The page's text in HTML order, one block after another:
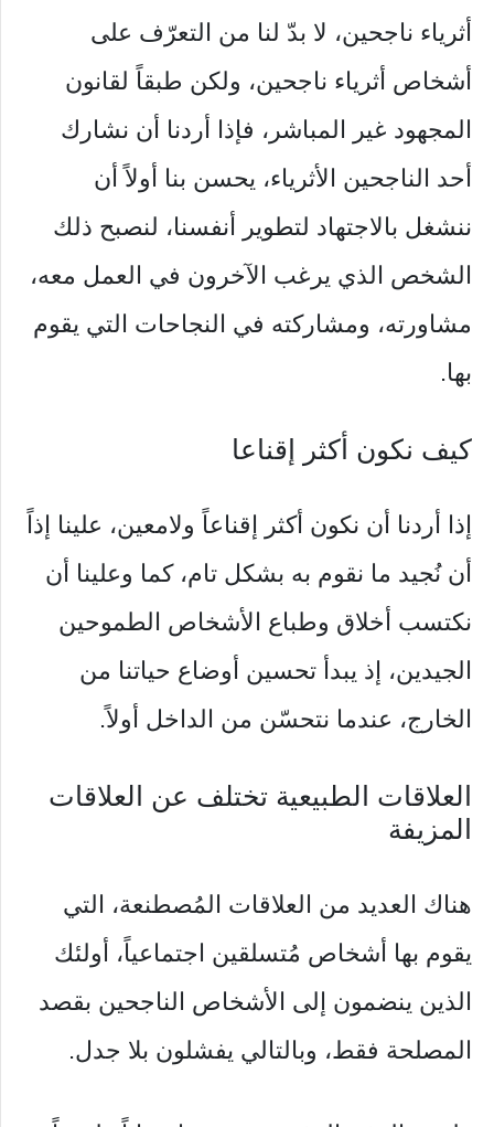
أثرياء ناجحين، لا بدّ لنا من التعرّف على
أشخاص أثرياء ناجحين، ولكن طبقاً لقانون
المجهود غير المباشر، فإذا أردنا أن نشارك
أحد الناجحين الأثرياء، يحسن بنا أولاً أن
ننشغل بالاجتهاد لتطوير أنفسنا، لنصبح ذلك
الشخص الذي يرغب الآخرون في العمل معه،
مشاورته، ومشاركته في النجاحات التي يقوم
بها.
كيف نكون أكثر إقناعا
إذا أردنا أن نكون أكثر إقناعاً ولامعين، علينا إذاً
أن نُجيد ما نقوم به بشكل تام، كما وعلينا أن
نكتسب أخلاق وطباع الأشخاص الطموحين
الجيدين، إذ يبدأ تحسين أوضاع حياتنا من
الخارج، عندما نتحسّن من الداخل أولاً.
العلاقات الطبيعية تختلف عن العلاقات
المزيفة
هناك العديد من العلاقات المُصطنعة، التي
يقوم بها أشخاص مُتسلقين اجتماعياً، أولئك
الذين ينضمون إلى الأشخاص الناجحين بقصد
المصلحة فقط، وبالتالي يفشلون بلا جدل.